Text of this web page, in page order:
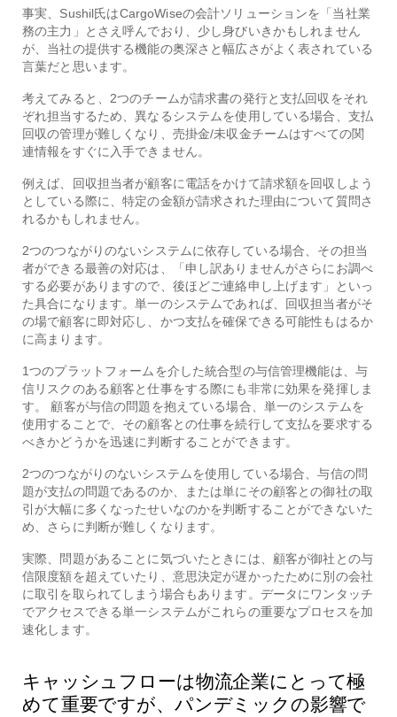
事実、Sushil氏はCargoWiseの会計ソリューションを「当社業
務の主力」とさえ呼んでおり、少し身びいきかもしれません
が、当社の提供する機能の奥深さと幅広さがよく表されている
言葉だと思います。
考えてみると、2つのチームが請求書の発行と支払回収をそれ
ぞれ担当するため、異なるシステムを使用している場合、支払
回収の管理が難しくなり、売掛金/未収金チームはすべての関
連情報をすぐに入手できません。
例えば、回収担当者が顧客に電話をかけて請求額を回収しよう
としている際に、特定の金額が請求された理由について質問さ
れるかもしれません。
2つのつながりのないシステムに依存している場合、その担当
者ができる最善の対応は、「申し訳ありませんがさらにお調べ
する必要がありますので、後ほどご連絡申し上げます」といっ
た具合になります。単一のシステムであれば、回収担当者がそ
の場で顧客に即対応し、かつ支払を確保できる可能性もはるか
に高まります。
1つのプラットフォームを介した統合型の与信管理機能は、与
信リスクのある顧客と仕事をする際にも非常に効果を発揮しま
す。
顧客が与信の問題を抱えている場合、単一のシステムを
使用することで、その顧客との仕事を続行して支払を要求する
べきかどうかを迅速に判断することができます。
2つのつながりのないシステムを使用している場合、与信の問
題が支払の問題であるのか、または単にその顧客との御社の取
引が大幅に多くなったせいなのかを判断することができないた
め、さらに判断が難しくなります。
実際、問題があることに気づいたときには、顧客が御社との与
信限度額を超えていたり、意思決定が遅かったために別の会社
に取引を取られてしまう場合もあります。データにワンタッチ
でアクセスできる単一システムがこれらの重要なプロセスを加
速化します。
キャッシュフローは物流企業にとって極
めて重要ですが、パンデミックの影響で